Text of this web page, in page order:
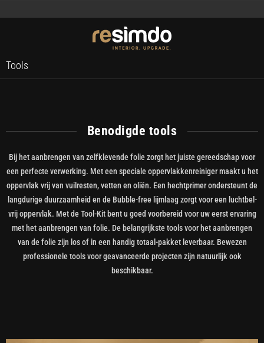
Tools
Benodigde tools
Bij het aanbrengen van zelfklevende folie zorgt het juiste gereedschap voor
een perfecte verwerking. Met een speciale oppervlakkenreiniger maakt u het
oppervlak vrij van vuilresten, vetten en oliën. Een hechtprimer ondersteunt de
langdurige duurzaamheid en de Bubble-free lijmlaag zorgt voor een luchtbel-
vrij oppervlak. Met de Tool-Kit bent u goed voorbereid voor uw eerst ervaring
met het aanbrengen van folie. De belangrijkste tools voor het aanbrengen
van de folie zijn los of in een handig totaal-pakket leverbaar. Bewezen
professionele tools voor geavanceerde projecten zijn natuurlijk ook
beschikbaar.